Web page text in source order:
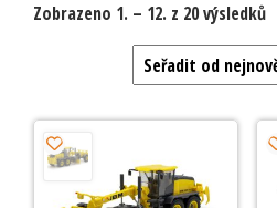
Zobrazeno 1. – 12. z 20 výsledků